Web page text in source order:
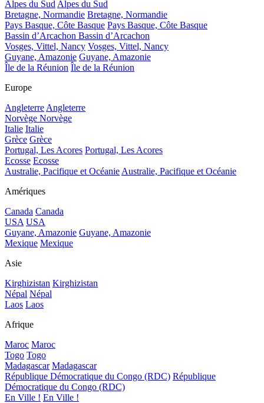
Alpes du Sud Alpes du Sud
Bretagne, Normandie Bretagne, Normandie
Pays Basque, Côte Basque Pays Basque, Côte Basque
Bassin d’Arcachon Bassin d’Arcachon
Vosges, Vittel, Nancy Vosges, Vittel, Nancy
Guyane, Amazonie Guyane, Amazonie
Île de la Réunion Île de la Réunion
Europe
Angleterre Angleterre
Norvège Norvège
Italie Italie
Grèce Grèce
Portugal, Les Acores Portugal, Les Acores
Ecosse Ecosse
Australie, Pacifique et Océanie Australie, Pacifique et Océanie
Amériques
Canada Canada
USA USA
Guyane, Amazonie Guyane, Amazonie
Mexique Mexique
Asie
Kirghizistan Kirghizistan
Népal Népal
Laos Laos
Afrique
Maroc Maroc
Togo Togo
Madagascar Madagascar
République Démocratique du Congo (RDC) République
Démocratique du Congo (RDC)
En Ville ! En Ville !